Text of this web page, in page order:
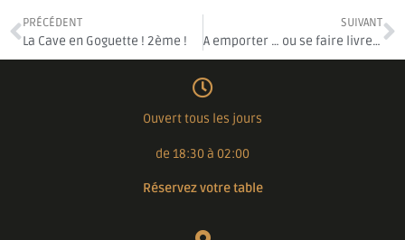
PRÉCÉDENT
La Cave en Goguette ! 2ème !
SUIVANT
A emporter … ou se faire livrer !
Ouvert tous les jours
de 18:30 à 02:00
Réservez votre table